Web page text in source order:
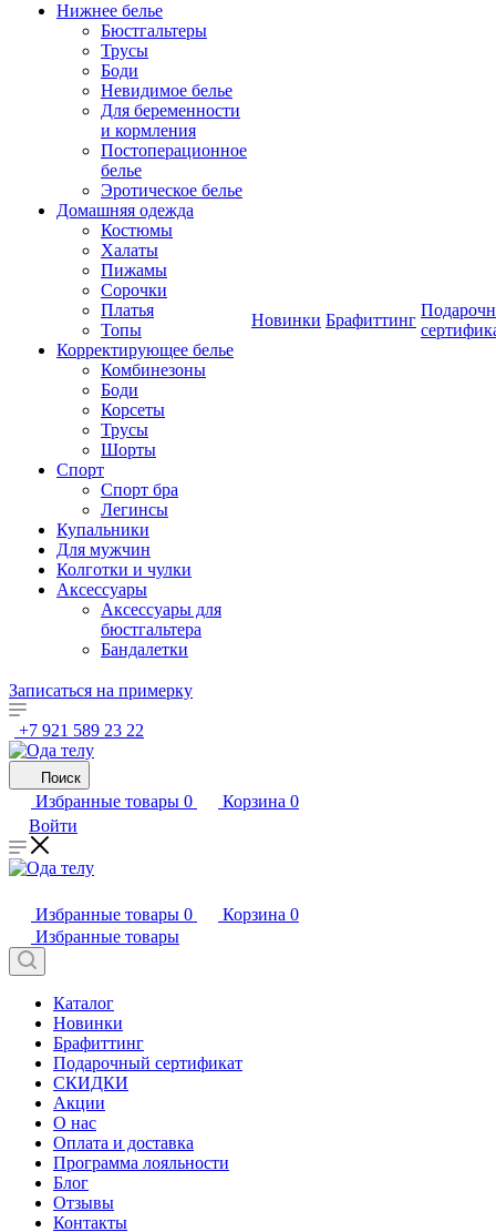
Нижнее белье
Бюстгальтеры
Трусы
Боди
Невидимое белье
Для беременности
и кормления
Постоперационное
белье
Эротическое белье
Домашняя одежда
Костюмы
Халаты
Пижамы
Сорочки
Платья
Топы
Корректирующее белье
Комбинезоны
Боди
Корсеты
Трусы
Шорты
Спорт
Спорт бра
Легинсы
Купальники
Для мужчин
Колготки и чулки
Аксессуары
Аксессуары для
бюстгальтера
Бандалетки
Новинки Брафиттинг
Записаться на примерку
+7 921 589 23 22
Поиск
Избранные товары 0 Корзина 0
Войти
Избранные товары 0 Корзина 0
Избранные товары
Каталог
Новинки
Брафиттинг
Подарочный сертификат
СКИДКИ
Акции
О нас
Оплата и доставка
Программа лояльности
Блог
Отзывы
Контакты